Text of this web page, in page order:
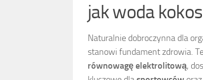
jak woda
Naturalnie dobroczynna dla
stanowi fundament zdrowia.
równowagę elektrolitową,